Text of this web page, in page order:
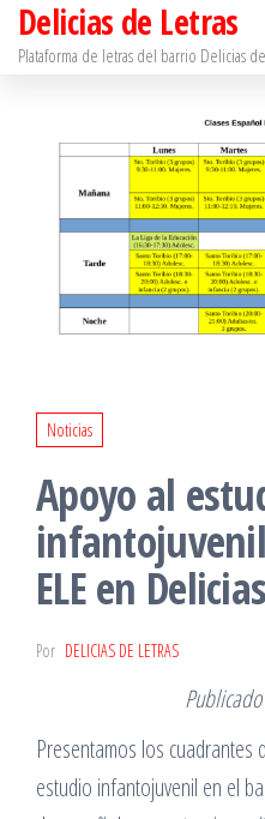
SaltarDelicias de Letras
Plataforma de letras del barrio Delicias
Noticias
Apoyo al
ELE en
Por DELICIAS DE LETRAS
Presentamos los cuadrantes
estudio infantojuvenil en el